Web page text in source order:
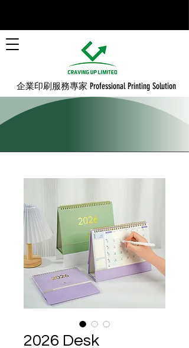
​企業印刷服務專家 Professional Printing Solution
2026 Desk